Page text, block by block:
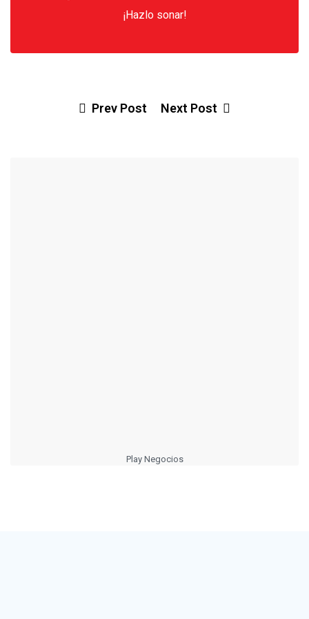
¡Hazlo sonar!
Prev Post Next Post
Play Negocios